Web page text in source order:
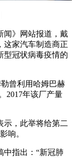
闻》网站报道，戴
这家汽车制造商正
型冠状病毒疫情的
曾利用哈姆巴赫
2017年该厂产量
示，此举将给第二
响。
中指出：“新冠肺